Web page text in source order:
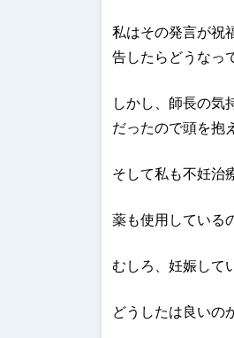
私はその発言が祝
告したらどうなっ
しかし、師長の気
だったので頭を抱
そして私も不妊治
薬も使用している
むしろ、妊娠して
どうしたは良いの